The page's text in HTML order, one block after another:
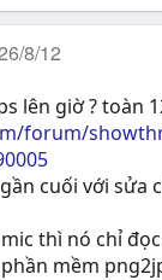
8/12
lên giờ ? toàn
forum/
cuối với sửa
thì nó chỉ
mềm